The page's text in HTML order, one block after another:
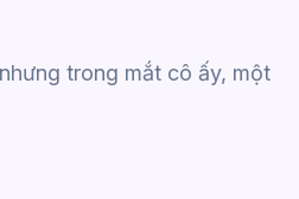
trong mắt cô ấy, một